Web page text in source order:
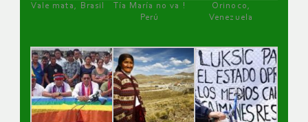
Vale mata, Brasil
Tía María no va !
Perú
Orinoco,
Venezuela